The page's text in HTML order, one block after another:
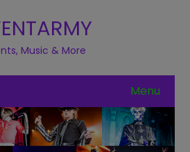
Music & More
Menu